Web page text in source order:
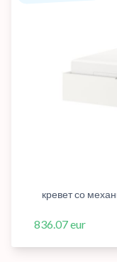
кревет со
836.07 eur